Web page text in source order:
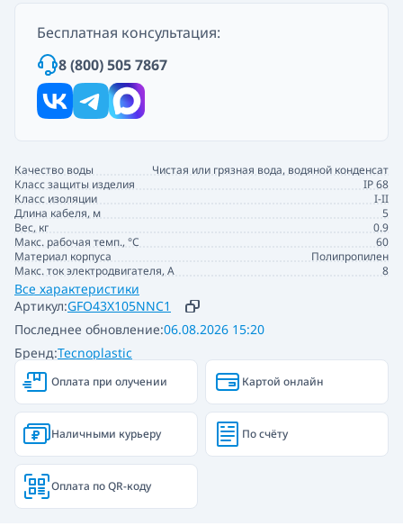
Артикул:GFO43X105NNC1
Бренд:Tecnoplastic
Последнее обновление:06.08.2026 15:20
Качество воды
Чистая или грязная вода, водяной конденсат
Класс защиты изделия
IP 68
Класс изоляции
I-II
Длина кабеля, м
5
Вес, кг
0.9
Макс. рабочая темп., °С
60
Материал корпуса
Полипропилен
Макс. ток электродвигателя, А
8
Все характеристики
Бесплатная консультация:
8 (800) 505 7867
Оплата при олучении Картой онлайн
Наличными курьеру По счёту
Оплата по QR-коду